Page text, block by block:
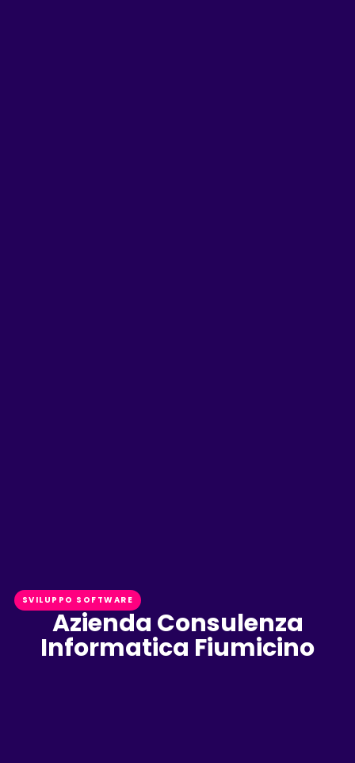
SVILUPPO SOFTWARE
Azienda Consulenza
Informatica Fiumicino